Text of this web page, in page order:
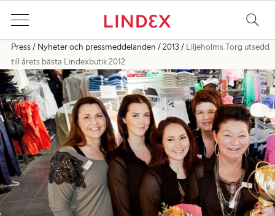
Press Nyheter och pressmeddelanden 2013
Liljeholms Torg utsedd
till årets bästa Lindexbutik 2012